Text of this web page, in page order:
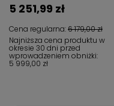
Cena regularna:6 179,00 zł
5 251,99 zł
Najniższa cena produktu w
okresie 30 dni przed
wprowadzeniem obniżki:
5 999,00 zł